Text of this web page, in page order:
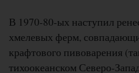
В 1970-80-ых наступил
хмелевых ферм,
крафтового пивоварения
тихоокеанском Северо-